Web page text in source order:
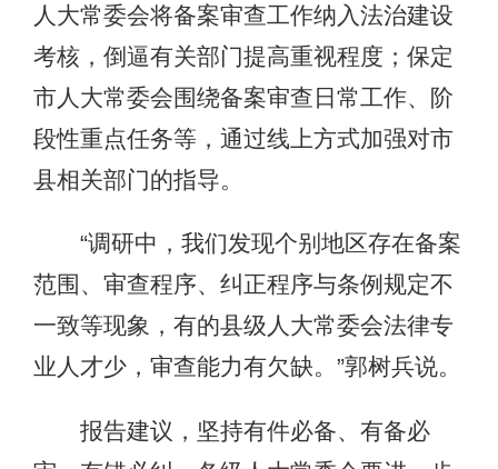
人大常委会将备案审查工作纳入法治建设
考核，倒逼有关部门提高重视程度；保定
市人大常委会围绕备案审查日常工作、阶
段性重点任务等，通过线上方式加强对市
县相关部门的指导。
“调研中，我们发现个别地区存在备案
范围、审查程序、纠正程序与条例规定不
一致等现象，有的县级人大常委会法律专
业人才少，审查能力有欠缺。”郭树兵说。
报告建议，坚持有件必备、有备必